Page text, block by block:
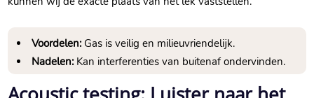
Voordelen:Gas is veilig en milieuvriendelijk.​
Nadelen:Kan interferenties van buitenaf ondervinden.​